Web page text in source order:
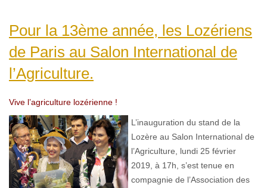
Pour la 13ème année, les Lozériens
de Paris au Salon International de
l’Agriculture.
Vive l’agriculture lozérienne !
L’inauguration du stand de la
Lozère au Salon International de
l’Agriculture, lundi 25 février
2019, à 17h, s’est tenue en
compagnie de l’Association des